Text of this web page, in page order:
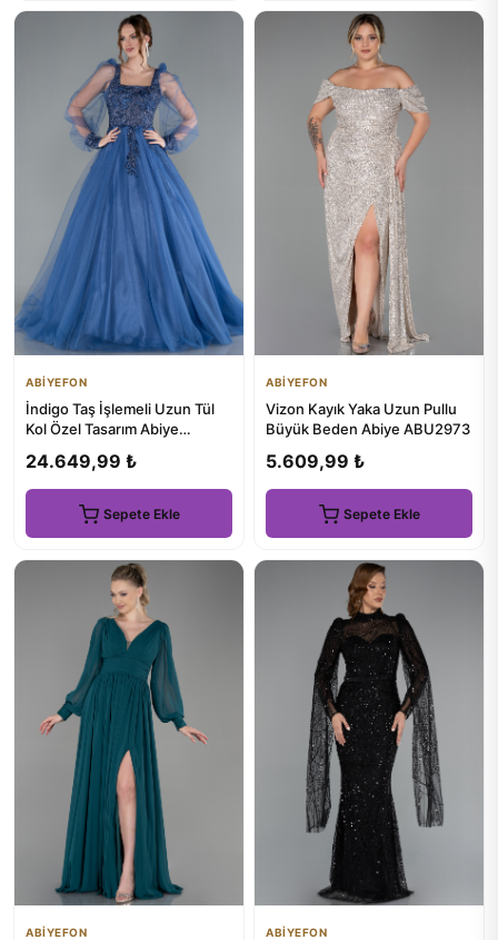
ABİYEFON
İndigo Taş İşlemeli Uzun Tül
Kol Özel Tasarım Abiye
24.649,99 ₺
Sepete Ekle
ABİYEFON
Vizon Kayık Yaka Uzun Pullu
Büyük Beden Abiye ABU2973
5.609,99 ₺
Sepete Ekle
ABİYEFON ABİYEFON